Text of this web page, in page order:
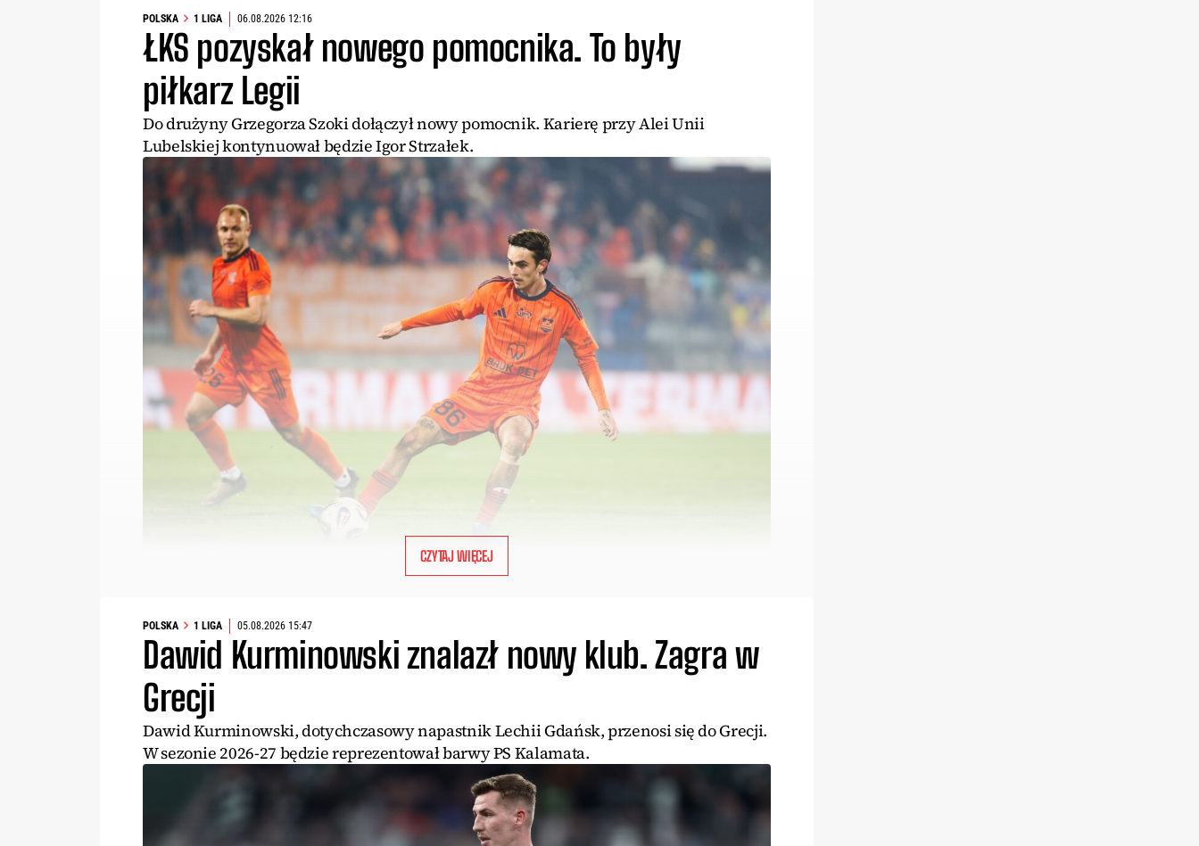
POLSKA 1 LIGA 06.08.2026 12:16
ŁKS pozyskał nowego pomocnika. To były
piłkarz Legii
Do drużyny Grzegorza Szoki dołączył nowy pomocnik. Karierę przy Alei Unii
Lubelskiej kontynuował będzie Igor Strzałek.
CZYTAJ WIĘCEJ
POLSKA 1 LIGA 05.08.2026 15:47
Dawid Kurminowski znalazł nowy klub. Zagra w
Grecji
Dawid Kurminowski, dotychczasowy napastnik Lechii Gdańsk, przenosi się do Grecji.
W sezonie 2026-27 będzie reprezentował barwy PS Kalamata.